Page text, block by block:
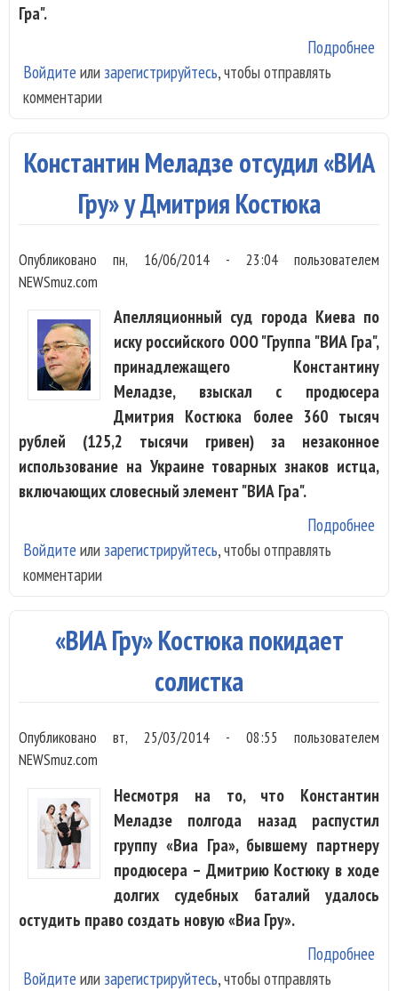
Гра".
Подробнее
Войдите или зарегистрируйтесь, чтобы отправлять
комментарии
Константин Меладзе отсудил «ВИА
Гру» у Дмитрия Костюка
Опубликованопн, 16/06/2014 - 23:04пользователем
NEWSmuz.com
Апелляционный суд города Киева по
иску российского ООО "Группа "ВИА Гра",
принадлежащего Константину
Меладзе, взыскал с продюсера
Дмитрия Костюка более 360 тысяч
рублей (125,2 тысячи гривен) за незаконное
использование на Украине товарных знаков истца,
включающих словесный элемент "ВИА Гра".
Подробнее
Войдите или зарегистрируйтесь, чтобы отправлять
комментарии
«ВИА Гру» Костюка покидает
солистка
Опубликовановт, 25/03/2014 - 08:55 пользователем
NEWSmuz.com
Несмотря на то, что Константин
Меладзе полгода назад распустил
группу «Виа Гра», бывшему партнеру
продюсера – Дмитрию Костюку в ходе
долгих судебных баталий удалось
остудить право создать новую «Виа Гру».
Подробнее
Войдите или зарегистрируйтесь, чтобы отправлять